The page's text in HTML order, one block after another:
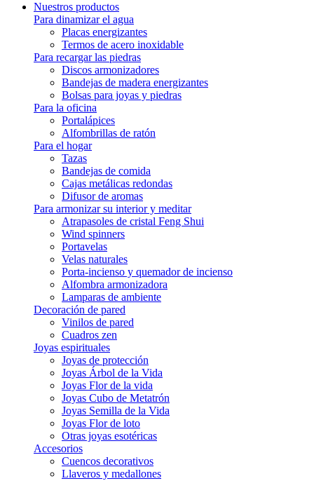
Nuestros productos
Para dinamizar el agua
Placas energizantes
Termos de acero inoxidable
Para recargar las piedras
Discos armonizadores
Bandejas de madera energizantes
Bolsas para joyas y piedras
Para la oficina
Portalápices
Alfombrillas de ratón
Para el hogar
Tazas
Bandejas de comida
Cajas metálicas redondas
Difusor de aromas
Para armonizar su interior y meditar
Atrapasoles de cristal Feng Shui
Wind spinners
Portavelas
Velas naturales
Porta-incienso y quemador de incienso
Alfombra armonizadora
Lamparas de ambiente
Decoración de pared
Vinilos de pared
Cuadros zen
Joyas espirituales
Joyas de protección
Joyas Árbol de la Vida
Joyas Flor de la vida
Joyas Cubo de Metatrón
Joyas Semilla de la Vida
Joyas Flor de loto
Otras joyas esotéricas
Accesorios
Cuencos decorativos
Llaveros y medallones